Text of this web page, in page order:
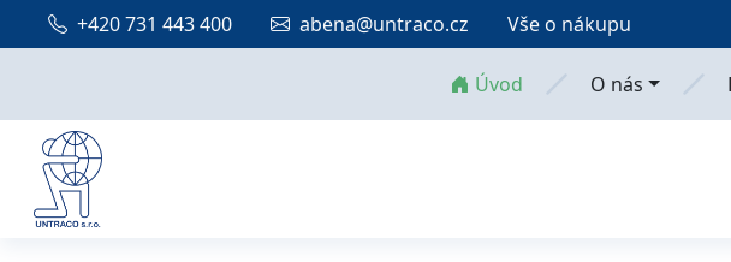
+420 731 443 400 abena@untraco.cz Vše o nákupu
Úvod O nás